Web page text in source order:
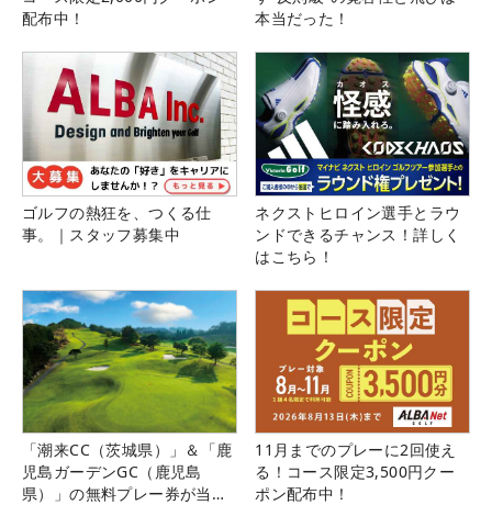
配布中！
本当だった！
ゴルフの熱狂を、つくる仕
事。｜スタッフ募集中
ネクストヒロイン選手とラウ
ンドできるチャンス！詳しく
はこちら！
「潮来CC（茨城県）」＆「鹿
児島ガーデンGC（鹿児島
県）」の無料プレー券が当た
11月までのプレーに2回使え
る！コース限定3,500円クー
ポン配布中！